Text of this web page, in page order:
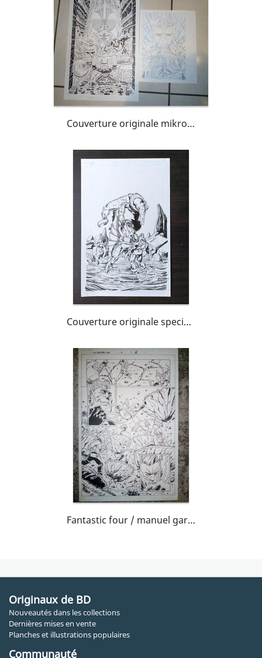
Couverture originale mikros crabby vs super termitor / alex saviuk
Couverture originale special strange 1 / bob layton
Fantastic four / manuel garcia
Originaux de BD
Nouveautés dans les collections
Dernières mises en vente
Planches et illustrations populaires
Communauté